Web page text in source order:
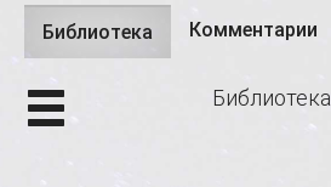
Главные вкладки
Библиотека (активная
вкладка)
Комментарии
Библиотека